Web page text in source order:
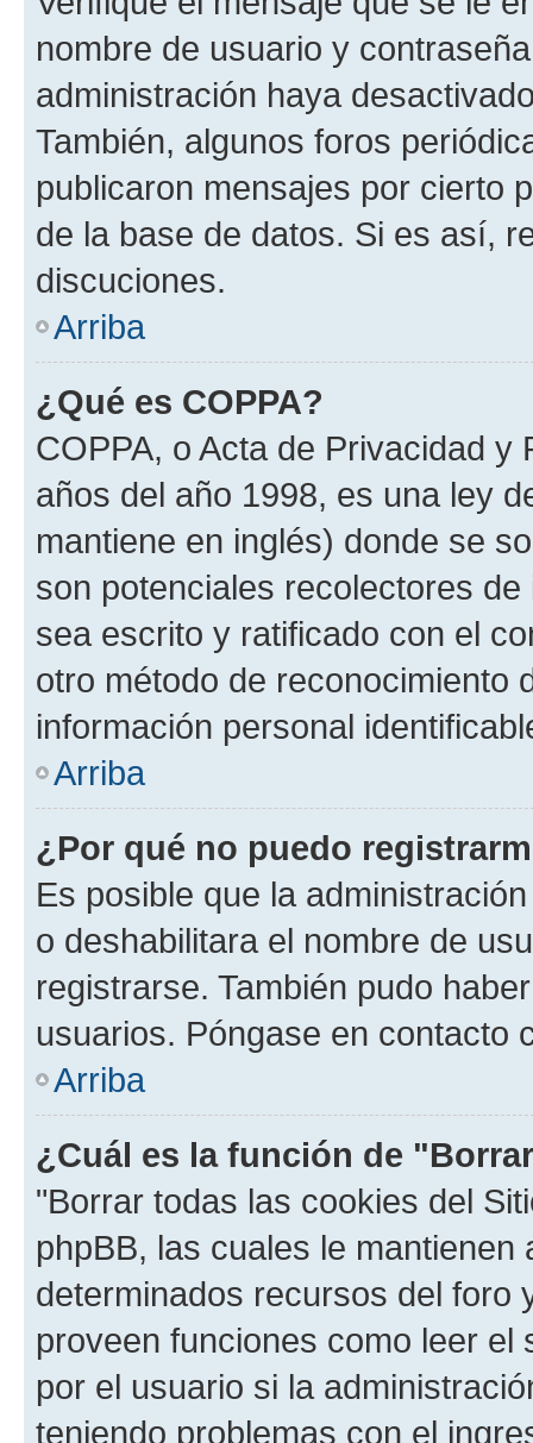
nombre de usuario y
administración haya
También, algunos foros
publicaron mensajes por cierto
de la base de datos. Si es así,
discuciones.
Arriba
¿Qué es COPPA?
COPPA, o Acta de Privacidad
años del año 1998, es una ley
mantiene en inglés) donde se
son potenciales recolectores
sea escrito y ratificado con el
otro método de reconocimiento
información personal
Arriba
¿Por qué no puedo
Es posible que la
o deshabilitara el nombre de
registrarse. También pudo
usuarios. Póngase en contacto
Arriba
¿Cuál es la función de
"Borrar todas las cookies del
phpBB, las cuales le
determinados recursos del foro
proveen funciones como leer el
por el usuario si la
teniendo problemas con el